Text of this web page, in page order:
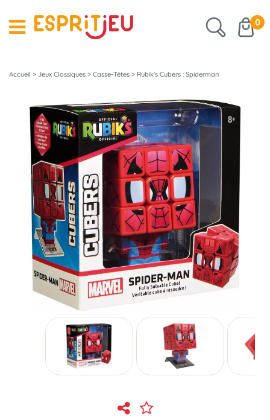
0
Accueil > Jeux Classiques > Casse-Têtes > Rubik's Cubers : Spiderman